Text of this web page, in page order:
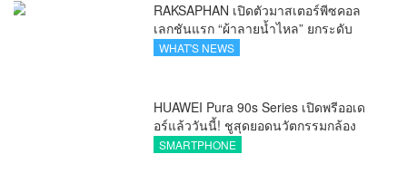
RAKSAPHAN เปิดตัวมาสเตอร์พีซคอล
เลกชันแรก “ผ้าลายน้ำไหล” ยกระดับ
ภูมิปัญญาท้องถิ่นสู่งานศิลป์ระดับสากล
WHAT'S NEWS
HUAWEI Pura 90s Series เปิดพรีออเด
อร์แล้ววันนี้! ชูสุดยอดนวัตกรรมกล้อง
พร้อม AI อัจฉริยะและ 5G Advanced
SMARTPHONE